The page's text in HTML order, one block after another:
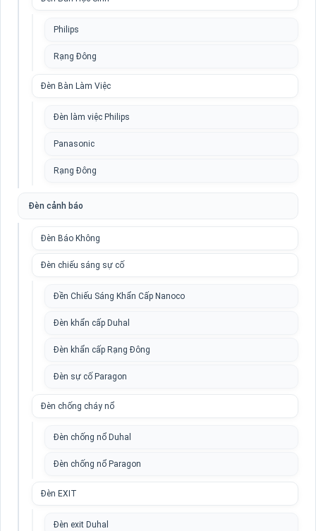
Philips
Rạng Đông
Đèn Bàn Làm Việc
Đèn làm việc Philips
Panasonic
Rạng Đông
Đèn cảnh báo
Đèn Báo Không
Đèn chiếu sáng sự cố
Đền Chiếu Sáng Khẩn Cấp Nanoco
Đèn khẩn cấp Duhal
Đèn khẩn cấp Rạng Đông
Đèn sự cố Paragon
Đèn chống cháy nổ
Đèn chống nổ Duhal
Đèn chống nổ Paragon
Đèn EXIT
Đèn exit Duhal